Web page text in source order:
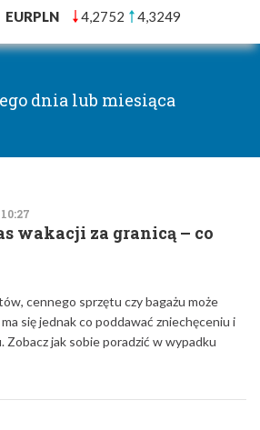
EURPLN 4,2752 4,3249
dnia lub miesiąca
wakacji za granicą – co
cennego sprzętu czy bagażu może
się jednak co poddawać zniechęceniu i
Zobacz jak sobie poradzić w wypadku